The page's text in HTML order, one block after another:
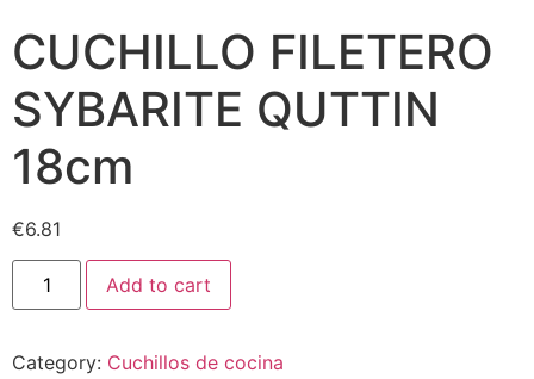
CUCHILLO FILETERO
SYBARITE QUTTIN
18cm
€6.81
Add to cart
Category: Cuchillos de cocina